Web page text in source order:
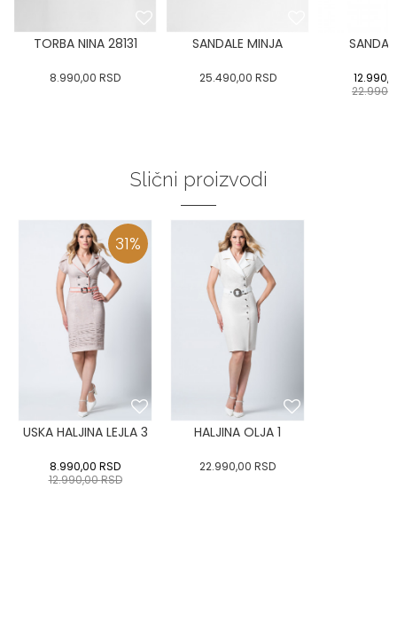
TORBA NINA 28131
8.990,00 RSD
SANDALE MINJA
25.490,00 RSD
Slični proizvodi
31%
USKA HALJINA LEJLA 3
8.990,00 RSD
12.990,00RSD
HALJINA OLJA 1
22.990,00 RSD